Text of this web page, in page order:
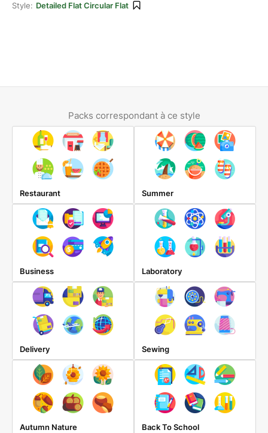
Style: Detailed Flat Circular Flat
Packs correspondant à ce style
Restaurant Summer
Business Laboratory
Delivery Sewing
Autumn Nature Back To School